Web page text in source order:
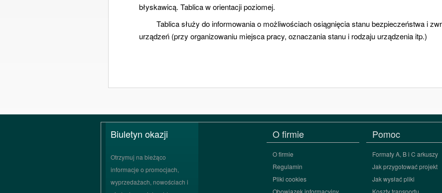
błyskawicą. Tablica w orientacji poziomej.
Tablica służy do informowania o możliwościach osiągnięcia stanu bezpieczeństwa i
urządzeń (przy organizowaniu miejsca pracy, oznaczania stanu i rodzaju urządzenia itp.)
Biuletyn okazji
Otrzymuj na bieżąco
informacje o promocjach,
wyprzedażach, nowościach i
O firmie
O firmie
Regulamin
Pliki cookies
Obowiązek informacyjny
Pomoc
Formaty A, B i C arkuszy
Jak przygotować projekt
Jak wysłać pliki
Koszty transportu